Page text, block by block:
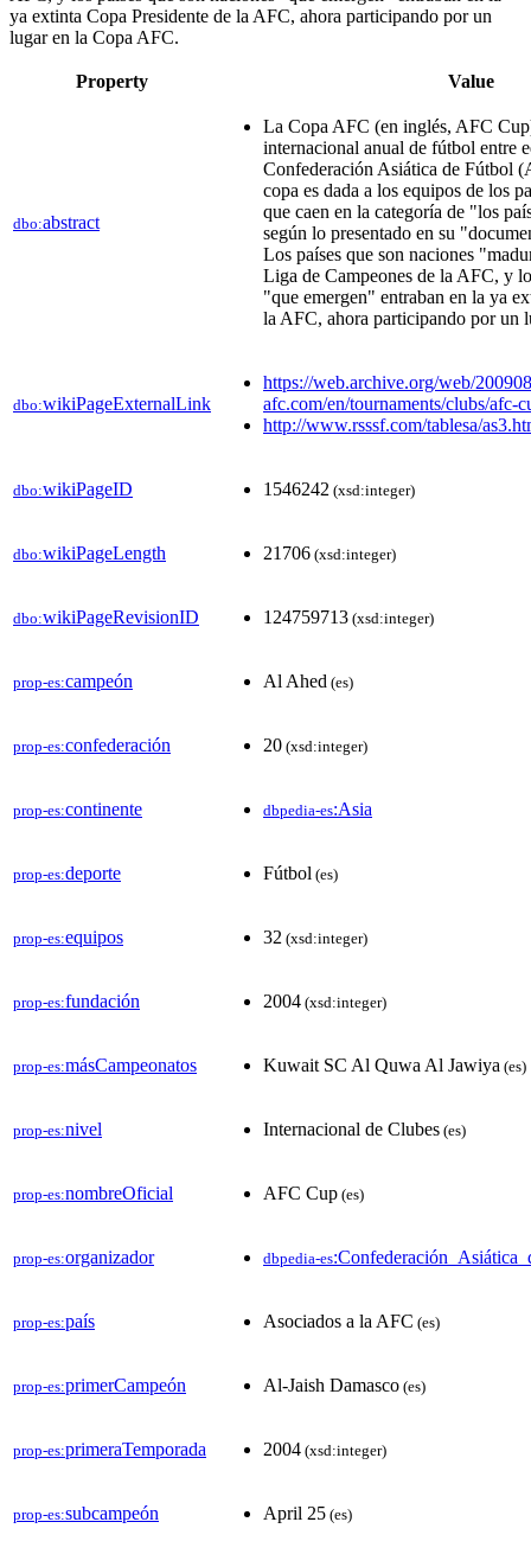
ya extinta Copa Presidente de la AFC, ahora participando por un
lugar en la Copa AFC.
Property Value
dbo:abstract
La Copa AFC (en inglés, AFC
internacional anual de fútbol entre
Confederación Asiática de Fútbol
copa es dada a los equipos de los
que caen en la categoría de "los
según lo presentado en su
Los países que son naciones
Liga de Campeones de la AFC, y
"que emergen" entraban en la ya
la AFC, ahora participando por un
dbo:wikiPageExternalLink
https://web.archive.org/web/
afc.com/en/tournaments/clubs/afc-
http://www.rsssf.com/tablesa/
dbo:wikiPageID 1546242 (xsd:integer)
dbo:wikiPageLength 21706 (xsd:integer)
dbo:wikiPageRevisionID 124759713 (xsd:integer)
prop-es:campeón Al Ahed (es)
prop-es:confederación 20 (xsd:integer)
prop-es:continente dbpedia-es:Asia
prop-es:deporte Fútbol (es)
prop-es:equipos 32 (xsd:integer)
prop-es:fundación 2004 (xsd:integer)
prop-es:másCampeonatos Kuwait SC Al Quwa Al Jawiya (es)
prop-es:nivel Internacional de Clubes (es)
prop-es:nombreOficial AFC Cup (es)
prop-es:organizador dbpedia-es
prop-es:país Asociados a la AFC (es)
prop-es:primerCampeón Al-Jaish Damasco (es)
prop-es:primeraTemporada 2004 (xsd:integer)
prop-es:subcampeón April 25 (es)